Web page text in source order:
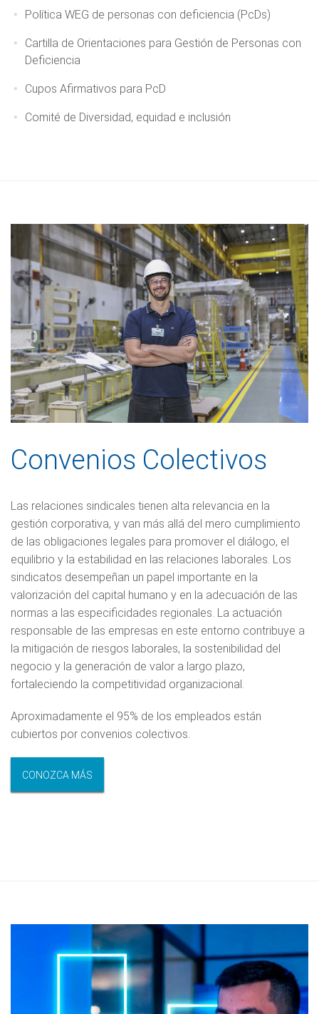
Política WEG de personas con deficiencia (PcDs)
Cartilla de Orientaciones para Gestión de Personas con
Deficiencia
Cupos Afirmativos para PcD
Comité de Diversidad, equidad e inclusión
Convenios Colectivos
Las relaciones sindicales tienen alta relevancia en la
gestión corporativa, y van más allá del mero cumplimiento
de las obligaciones legales para promover el diálogo, el
equilibrio y la estabilidad en las relaciones laborales. Los
sindicatos desempeñan un papel importante en la
valorización del capital humano y en la adecuación de las
normas a las especificidades regionales. La actuación
responsable de las empresas en este entorno contribuye a
la mitigación de riesgos laborales, la sostenibilidad del
negocio y la generación de valor a largo plazo,
fortaleciendo la competitividad organizacional.
Aproximadamente el 95% de los empleados están
cubiertos por convenios colectivos.
CONOZCA MÁS